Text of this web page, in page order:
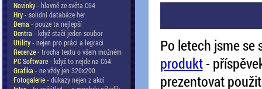
Novinky- hlavně ze světa C64
Hry- solidní databáze her
Dema - pouze ta nejlepší
Dentra - když stačí jeden soubor
Utility- nejen pro práci a legraci
Recenze- trocha textu o všem možném
PC Software- když to nejde na C64
Grafika - ne vždy jen 320x200
Fotogalerie- důkazy nejen z akcí
Po letech jsme se
produkt-
prezentovat